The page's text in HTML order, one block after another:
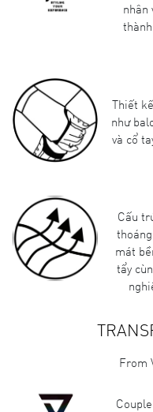
nhân
Thiết
như
và cổ
Cấu
mát
tẩy
From